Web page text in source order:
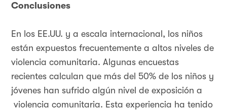
Conclusiones
En los EE.UU. y a escala internacional, los niños
están expuestos frecuentemente a altos niveles de
violencia comunitaria. Algunas encuestas
recientes calculan que más del 50% de los niños y
jóvenes han sufrido algún nivel de exposición a
violencia comunitaria. Esta experiencia ha tenido